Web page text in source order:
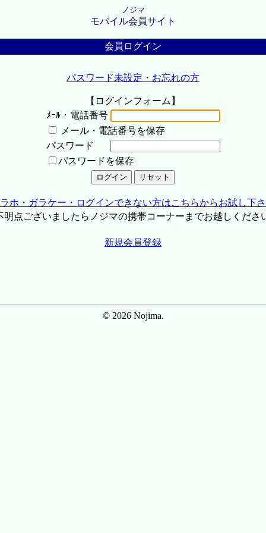
ノジマ
モバイル会員サイト
会員ログイン
パスワード未設定・お忘れの方
【ログインフォーム】
ﾒｰﾙ・電話番号
メール・電話番号を保存
パスワード
パスワードを保存
ホ・ガラケー・ログインできない方はこちらからお試し下
点ございましたらノジマの携帯コーナーまでお越しくださ
新規会員登録
© 2026 Nojima.